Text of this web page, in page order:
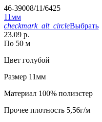
46-39008/11/6425
11мм
checkmark_alt_circleВыбрать
23.09 р.
По 50 м
Цвет голубой
Размер 11мм
Материал 100% полиэстер
Прочее плотность 5,56г/м